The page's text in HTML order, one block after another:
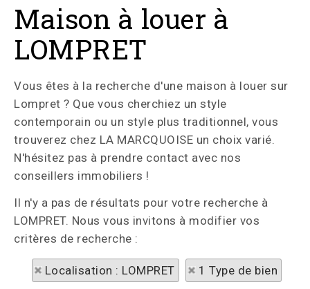
Maison à louer à
LOMPRET
Vous êtes à la recherche d'une maison à louer sur
Lompret ? Que vous cherchiez un style
contemporain ou un style plus traditionnel, vous
trouverez chez LA MARCQUOISE un choix varié.
N'hésitez pas à prendre contact avec nos
conseillers immobiliers !
Il n'y a pas de résultats pour votre recherche à
LOMPRET. Nous vous invitons à modifier vos
critères de recherche :
Localisation : LOMPRET 1 Type de bien